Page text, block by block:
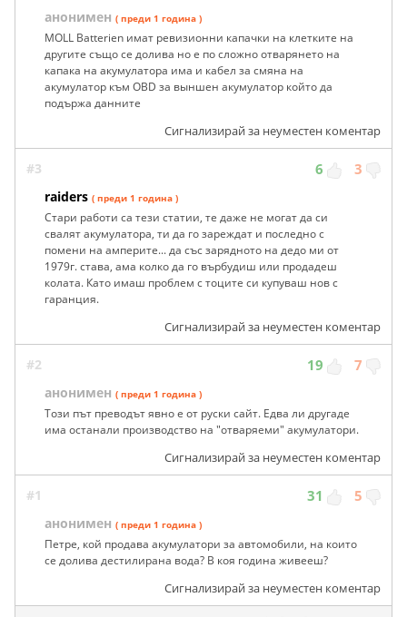
анонимен ( преди 1 година )
MOLL Batterien имат ревизионни капачки на клетките на
другите също се долива но е по сложно отварянето на
капака на акумулатора има и кабел за смяна на
акумулатор към OBD за выншен акумулатор който да
подържа данните
Сигнализирай за неуместен коментар
#3 6 3
raiders ( преди 1 година )
Стари работи са тези статии, те даже не могат да си
свалят акумулатора, ти да го зареждат и последно с
помени на амперите... да със зарядното на дедо ми от
1979г. става, ама колко да го върбудиш или продадеш
колата. Като имаш проблем с тоците си купуваш нов с
гаранция.
Сигнализирай за неуместен коментар
#2 19 7
анонимен ( преди 1 година )
Този път преводът явно е от руски сайт. Едва ли другаде
има останали производство на "отваряеми" акумулатори.
Сигнализирай за неуместен коментар
#1 31 5
анонимен ( преди 1 година )
Петре, кой продава акумулатори за автомобили, на които
се долива дестилирана вода? В коя година живееш?
Сигнализирай за неуместен коментар